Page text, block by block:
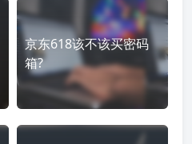
京东618该不该买密码
箱?